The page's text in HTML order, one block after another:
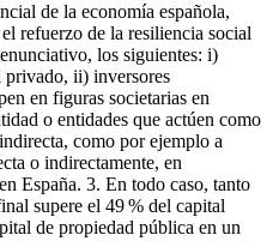
de la economía española,
refuerzo de la resiliencia social
los siguientes: i)
privado, ii) inversores
en figuras societarias en
o entidades que actúen como
como por ejemplo a
o indirectamente, en
España. 3. En todo caso, tanto
supere el 49 % del capital
de propiedad pública en un